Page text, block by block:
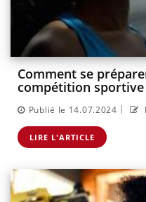
Comment se
compétition sportive
Publié le 14.07.2024 |
LIRE L'ARTICLE